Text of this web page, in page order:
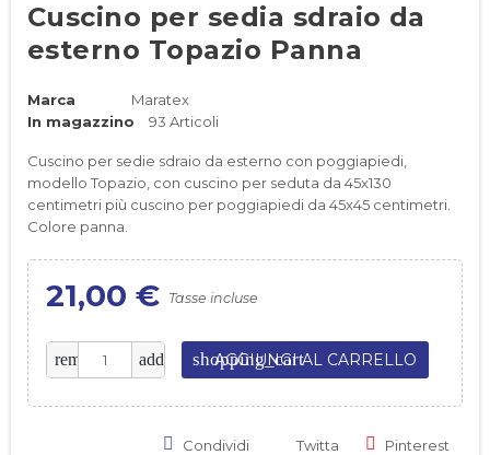
Cuscino per sedia sdraio da
esterno Topazio Panna
Marca
Maratex
In magazzino
93 Articoli
Cuscino per sedie sdraio da esterno con poggiapiedi,
modello Topazio, con cuscino per seduta da 45x130
centimetri più cuscino per poggiapiedi da 45x45 centimetri.
Colore panna.
21,00 € Tasse incluse
remove add shopping_cart
AGGIUNGI AL CARRELLO
Condividi Twitta Pinterest